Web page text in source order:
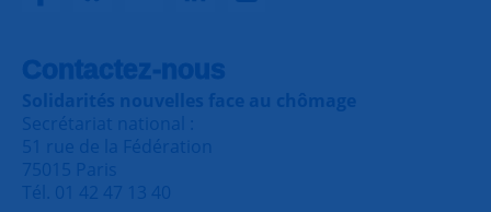
Contactez-nous
Solidarités nouvelles face au chômage
Secrétariat national :
51 rue de la Fédération
75015 Paris
Tél. 01 42 47 13 40